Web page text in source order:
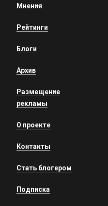
Мнения
Рейтинги
Блоги
Архив
Размещение
рекламы
О проекте
Контакты
Стать блогером
Подписка